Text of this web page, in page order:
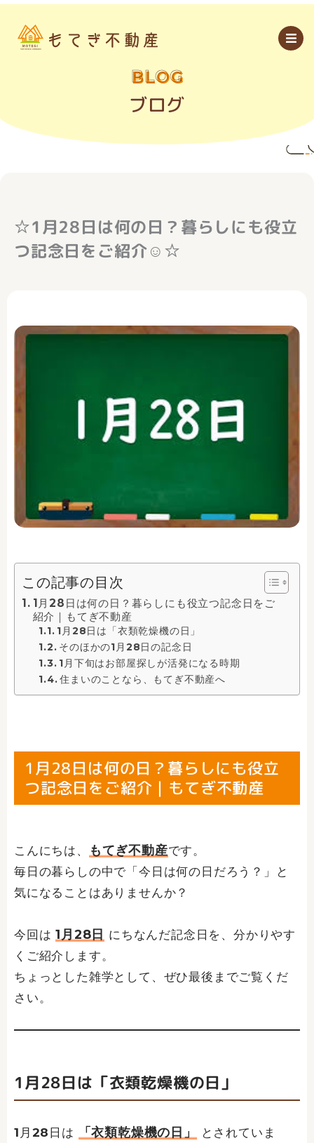
内
BLOG
ブログ
☆1月28日は何の日？暮らしにも役立
つ記念日をご紹介☺☆
この記事の目次
1月28日は何の日？暮らしにも役立つ記念日をご
紹介｜もてぎ不動産
1月28日は「衣類乾燥機の日」
そのほかの1月28日の記念日
1月下旬はお部屋探しが活発になる時期
住まいのことなら、もてぎ不動産へ
1月28日は何の日？暮らしにも役立
つ記念日をご紹介｜もてぎ不動産
こんにちは、 もてぎ不動産です。
毎日の暮らしの中で「今日は何の日だろう？」と
気になることはありませんか？
今回は1月28日 にちなんだ記念日を、分かりやす
くご紹介します。
ちょっとした雑学として、ぜひ最後までご覧くだ
さい。
1月28日は「衣類乾燥機の日」
1月28日は 「衣類乾燥機の日」
とされていま